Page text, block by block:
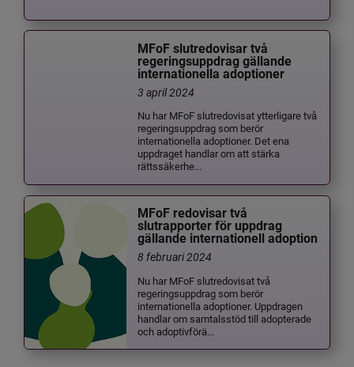
MFoF slutredovisar två
regeringsuppdrag gällande
internationella adoptioner
3 april 2024
Nu har MFoF slutredovisat ytterligare två
regeringsuppdrag som berör
internationella adoptioner. Det ena
uppdraget handlar om att stärka
rättssäkerhe...
MFoF redovisar två
slutrapporter för uppdrag
gällande internationell adoption
8 februari 2024
Nu har MFoF slutredovisat två
regeringsuppdrag som berör
internationella adoptioner. Uppdragen
handlar om samtalsstöd till adopterade
och adoptivförä...